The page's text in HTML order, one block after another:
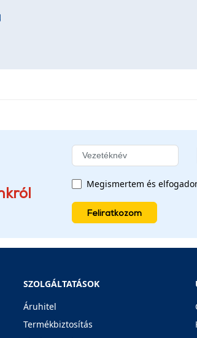
Megismertem és
Feliratkozom
SZOLGÁLTATÁSOK
Áruhitel
Termékbiztosítás